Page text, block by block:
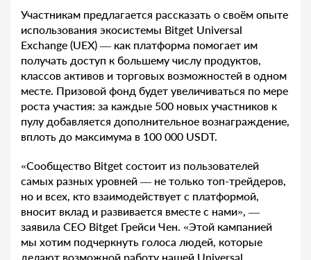
Участникам предлагается рассказать о своём опыте
использования экосистемы Bitget Universal
Exchange (UEX) — как платформа помогает им
получать доступ к большему числу продуктов,
классов активов и торговых возможностей в одном
месте. Призовой фонд будет увеличиваться по мере
роста участия: за каждые 500 новых участников к
пулу добавляется дополнительное вознаграждение,
вплоть до максимума в 100 000 USDT.
«Сообщество Bitget состоит из пользователей
самых разных уровней — не только топ-трейдеров,
но и всех, кто взаимодействует с платформой,
вносит вклад и развивается вместе с нами», —
заявила CEO Bitget Грейси Чен. «Этой кампанией
мы хотим подчеркнуть голоса людей, которые
делают возможной работу нашей Universal